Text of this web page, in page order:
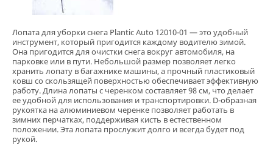
Лопата для уборки снега Plantic Auto 12010-01 — это удобный
инструмент, который пригодится каждому водителю зимой.
Она пригодится для очистки снега вокруг автомобиля, на
парковке или в пути. Небольшой размер позволяет легко
хранить лопату в багажнике машины, а прочный пластиковый
ковш со скользящей поверхностью обеспечивает эффективную
работу. Длина лопаты с черенком составляет 98 см, что делает
ее удобной для использования и транспортировки. D-образная
рукоятка на алюминиевом черенке позволяет работать в
зимних перчатках, поддерживая кисть в естественном
положении. Эта лопата прослужит долго и всегда будет под
рукой.